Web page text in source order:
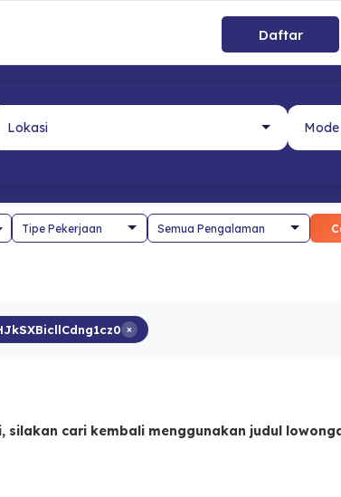
Daftar
×
cari kembali menggunakan judul